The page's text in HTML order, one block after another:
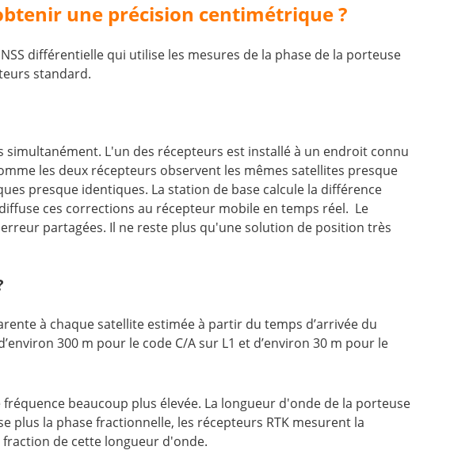
une précision centimétrique ?
différentielle qui utilise les mesures de la phase de la porteuse
standard.
L'un des récepteurs est installé à un endroit connu
les deux récepteurs observent les mêmes satellites presque
presque identiques. La station de base calcule la différence
ces corrections au récepteur mobile en temps réel. Le
partagées. Il ne reste plus qu'une solution de position très
à chaque satellite estimée à partir du temps d’arrivée du
300 m pour le code C/A sur L1 et d’environ 30 m pour le
beaucoup plus élevée. La longueur d'onde de la porteuse
plus la phase fractionnelle, les récepteurs RTK mesurent la
de cette longueur d'onde.